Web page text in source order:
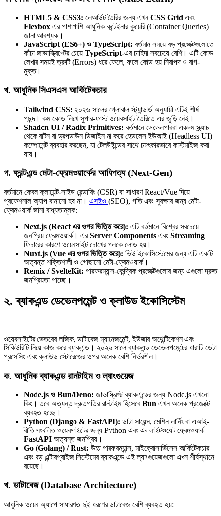
HTML5 & CSS3: লেআউট তৈরির জন্য এখনCSS Grid এবং
Flexbox এর পাশাপাশি আধুনিক কন্টেইনার কুয়েরি (Container Queries)
জানা আবশ্যক।
JavaScript (ES6+) ও TypeScript: বর্তমান সময়ে বড় প্রজেক্টগুলোতে
কাঁচা জাভাস্ক্রিপ্টের চেয়ে TypeScript-এর চাহিদা সবচেয়ে বেশি। এটি কোড
লেখার সময়ই ত্রুটি (Errors) ধরে ফেলে, ফলে কোড হয় নিরাপদ ও বাগ-
মুক্ত।
খ. আধুনিক সিএসএস আর্কিটেকচার
Tailwind CSS: ২০২৬ সালের গ্লোবাল স্ট্যান্ডার্ড অনুযায়ী এটিই শীর্ষ
পছন্দ। কম কোড লিখে সুপার-ফাস্ট ওয়েবসাইট তৈরিতে এর জুড়ি নেই।
Shadcn UI / Radix Primitives: বর্তমানে ডেভেলপাররা একদম স্ক্র্যাচ
থেকে বাটন বা ড্রপডাউন ডিজাইন না করে হেডলেস ইউআই (Headless UI)
কম্পোনেন্ট ব্যবহার করছেন, যা টেলউইন্ডের সাথে চমৎকারভাবে কাস্টমাইজ করা
যায়।
গ. ফ্রন্টএন্ড মেটা-ফ্রেমওয়ার্কের আধিপত্য (Next-Gen)
বর্তমানে কেবল ক্লায়েন্ট-সাইড রেন্ডারিং (CSR) বা সাধারণ React/Vue দিয়ে
প্রফেশনাল অ্যাপ বানানো হয় না। এসইও (SEO), গতি এবং সুরক্ষার জন্য মেটা-
ফ্রেমওয়ার্ক জানা বাধ্যতামূলক:
Next.js (React এর ওপর ভিত্তি করে): এটি বর্তমানে বিশ্বের সবচেয়ে
জনপ্রিয় ফ্রেমওয়ার্ক। এরServer Components এবং Streaming
ফিচারের কারণে ওয়েবসাইট চোখের পলকে লোড হয়।
Nuxt.js (Vue এর ওপর ভিত্তি করে): ভিউ ইকোসিস্টেমের জন্য এটি একটি
অত্যন্ত শক্তিশালী ও গোছানো মেটা-ফ্রেমওয়ার্ক।
Remix / SvelteKit: পারফরম্যান্স-কেন্দ্রিক প্রজেক্টগুলোর জন্য এগুলো দ্রুত
জনপ্রিয়তা পাচ্ছে।
২. ব্যাকএন্ড ডেভেলপমেন্ট ও ক্লাউড ইকোসিস্টেম
ওয়েবসাইটের ভেতরের লজিক, ডাটাবেজ ম্যানেজমেন্ট, ইউজার অথেন্টিকেশন এবং
সিকিউরিটি নিয়ে কাজ করে ব্যাকএন্ড। ২০২৬ সালে ব্যাকএন্ড ডেভেলপমেন্টের ধারাটি ডেটা
প্রসেসিং এবং ক্লাউড স্টোরেজের ওপর অনেক বেশি নির্ভরশীল।
ক. আধুনিক ব্যাকএন্ড রানটাইম ও ল্যাংগুয়েজ
Node.js ও Bun/Deno: জাভাস্ক্রিপ্ট ব্যাকএন্ডের জন্য Node.js এখনো
কিং। তবে অত্যন্ত দ্রুতগতির রানটাইম হিসেবেBun এখন অনেক প্রজেক্টে
ব্যবহৃত হচ্ছে।
Python (Django & FastAPI): ডাটা সায়েন্স, মেশিন লার্নিং বা এআই-
রীতি সংবলিত ওয়েবসাইটের জন্য Python এবং এর লাইটওয়েট ফ্রেমওয়ার্ক
FastAPI অত্যন্ত জনপ্রিয়।
Go (Golang) / Rust: উচ্চ পারফরম্যান্স, মাইক্রোসার্ভিসেস আর্কিটেকচার
এবং বড় এন্টারপ্রাইজ সিস্টেমের ব্যাকএন্ডে এই ল্যাংগুয়েজগুলো এখন শীর্ষস্থানে
রয়েছে।
খ. ডাটাবেজ (Database Architecture)
আধুনিক ওয়েব অ্যাপে সাধারণত দুই ধরণের ডাটাবেজ বেশি ব্যবহৃত হয়: